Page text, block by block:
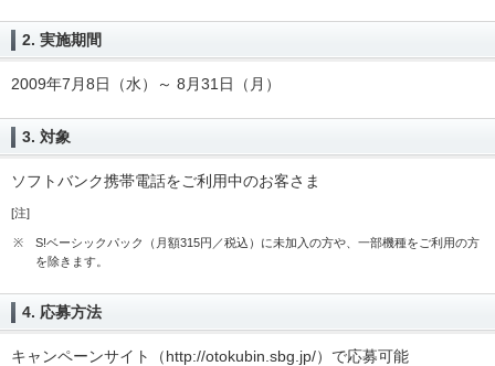
2. 実施期間
2009年7月8日（水）～ 8月31日（月）
3. 対象
ソフトバンク携帯電話をご利用中のお客さま
[注]
※
S!ベーシックパック（月額315円／税込）に未加入の方や、一部機種をご利用の方
を除きます。
4. 応募方法
キャンペーンサイト（http://otokubin.sbg.jp/）で応募可能